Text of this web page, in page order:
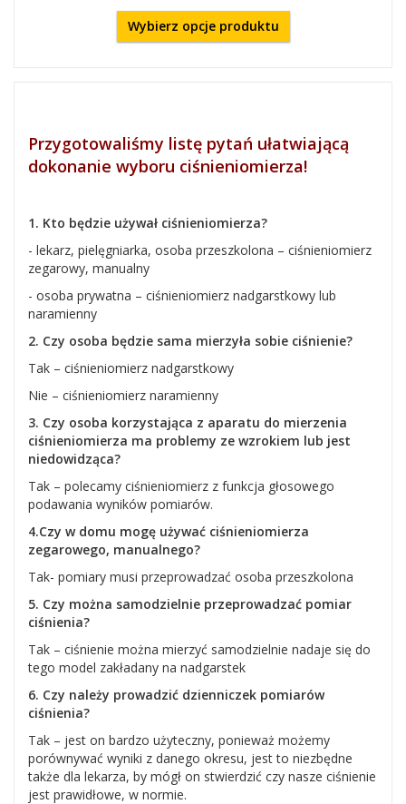
Wybierz opcje produktu
Przygotowaliśmy listę pytań ułatwiającą
dokonanie wyboru ciśnieniomierza!
1. Kto będzie używał ciśnieniomierza?
- lekarz, pielęgniarka, osoba przeszkolona – ciśnieniomierz
zegarowy, manualny
- osoba prywatna – ciśnieniomierz nadgarstkowy lub
naramienny
2. Czy osoba będzie sama mierzyła sobie ciśnienie?
Tak – ciśnieniomierz nadgarstkowy
Nie – ciśnieniomierz naramienny
3. Czy osoba korzystająca z aparatu do mierzenia
ciśnieniomierza ma problemy ze wzrokiem lub jest
niedowidząca?
Tak – polecamy ciśnieniomierz z funkcja głosowego
podawania wyników pomiarów.
4.Czy w domu mogę używać ciśnieniomierza
zegarowego, manualnego?
Tak- pomiary musi przeprowadzać osoba przeszkolona
5. Czy można samodzielnie przeprowadzać pomiar
ciśnienia?
Tak – ciśnienie można mierzyć samodzielnie nadaje się do
tego model zakładany na nadgarstek
6. Czy należy prowadzić dzienniczek pomiarów
ciśnienia?
Tak – jest on bardzo użyteczny, ponieważ możemy
porównywać wyniki z danego okresu, jest to niezbędne
także dla lekarza, by mógł on stwierdzić czy nasze ciśnienie
jest prawidłowe, w normie.